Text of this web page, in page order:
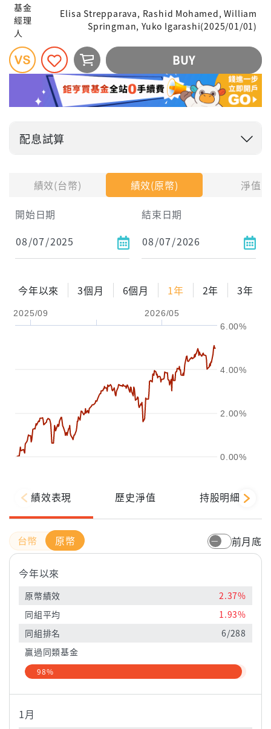
績效(台幣) 績效(原幣)
淨值
開始日期
結束日期
今年以來 3個月 6個月 1年 2年 3年
2025/09 2026/05
0.00%
2.00%
4.00%
6.00%
基金
經理
人
Elisa Strepparava, Rashid Mohamed, William
Springman, Yuko Igarashi(2025/01/01)
BUY
配息試算
試算區間
1年
2年
配息金額
績效表現 歷史淨值 持股明細
原幣 前月底
今年以來
原幣績效
2.37%
同組平均
1.93%
同組排名
6/288
贏過同類基金
98%
1月